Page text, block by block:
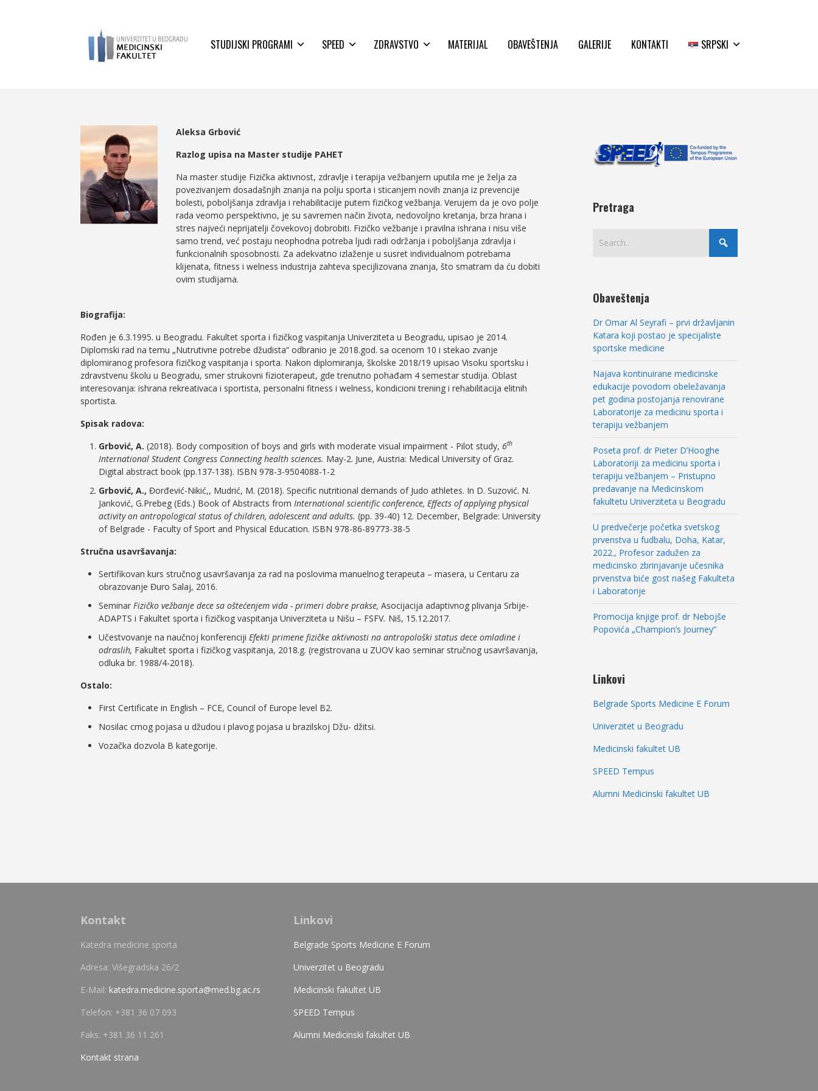
STUDIJSKI PROGRAMI SPEED ZDRAVSTVO MATERIJAL OBAVEŠTENJA GALERIJE KONTAKTI SRPSKI
Aleksa Grbović
Razlog upisa na Master studije PAHET
Na master studije Fizička aktivnost, zdravlje i terapija vežbanjem uputila me je želja za
povezivanjem dosadašnjih znanja na polju sporta i sticanjem novih znanja iz prevencije
bolesti, poboljšanja zdravlja i rehabilitacije putem fizičkog vežbanja. Verujem da je ovo polje
rada veomo perspektivno, je su savremen način života, nedovoljno kretanja, brza hrana i
stres najveći neprijatelji čovekovoj dobrobiti. Fizičko vežbanje i pravilna ishrana i nisu više
samo trend, već postaju neophodna potreba ljudi radi održanja i poboljšanja zdravlja i
funkcionalnih sposobnosti. Za adekvatno izlaženje u susret individualnom potrebama
klijenata, fitness i welness industrija zahteva specijlizovana znanja, što smatram da ću dobiti
ovim studijama.
Biografija:
Rođen je 6.3.1995. u Beogradu. Fakultet sporta i fizičkog vaspitanja Univerziteta u Beogradu, upisao je 2014.
Diplomski rad na temu „Nutrutivne potrebe džudista“ odbranio je 2018.god. sa ocenom 10 i stekao zvanje
diplomiranog profesora fizičkog vaspitanja i sporta. Nakon diplomiranja, školske 2018/19 upisao Visoku sportsku i
zdravstvenu školu u Beogradu, smer strukovni fizioterapeut, gde trenutno pohađam 4 semestar studija. Oblast
interesovanja: ishrana rekreativaca i sportista, personalni fitness i welness, kondicioni trening i rehabilitacija elitnih
sportista.
Spisak radova:
Grbović, A. (2018). Body composition of boys and girls with moderate visual impairment - Pilot study, 6th
International Student Congress Connecting health sciences. May-2. June, Austria: Medical University of Graz.
Digital abstract book (pp.137-138). ISBN 978-3-9504088-1-2
Grbović, A., Đorđević-Nikić,, Mudrić, M. (2018). Specific nutritional demands of Judo athletes. In D. Suzović. N.
Janković, G.Prebeg (Eds.) Book of Abstracts from International scientific conference, Effects of applying physical
activity on antropological status of children, adolescent and adults. (pp. 39-40) 12. December, Belgrade: University
of Belgrade - Faculty of Sport and Physical Education. ISBN 978-86-89773-38-5
Stručna usavršavanja:
Sertifikovan kurs stručnog usavršavanja za rad na poslovima manuelnog terapeuta – masera, u Centaru za
obrazovanje Đuro Salaj, 2016.
Seminar Fizičko vežbanje dece sa oštećenjem vida - primeri dobre prakse, Asocijacija adaptivnog plivanja Srbije-
ADAPTS i Fakultet sporta i fizičkog vaspitanja Univerziteta u Nišu – FSFV. Niš, 15.12.2017.
Učestvovanje na naučnoj konferenciji Efekti primene fizičke aktivnosti na antropološki status dece omladine i
odraslih, Fakultet sporta i fizičkog vaspitanja, 2018.g. (registrovana u ZUOV kao seminar stručnog usavršavanja,
odluka br. 1988/4-2018).
Ostalo:
First Certificate in English – FCE, Council of Europe level B2.
Nosilac crnog pojasa u džudou i plavog pojasa u brazilskoj Džu- džitsi.
Vozačka dozvola B kategorije.
Pretraga
Obaveštenja
Dr Omar Al Seyrafi – prvi državljanin
Katara koji postao je specijaliste
sportske medicine
Najava kontinuirane medicinske
edukacije povodom obeležavanja
pet godina postojanja renovirane
Laboratorije za medicinu sporta i
terapiju vežbanjem
Poseta prof. dr Pieter D’Hooghe
Laboratoriji za medicinu sporta i
terapiju vežbanjem – Pristupno
predavanje na Medicinskom
fakultetu Univerziteta u Beogradu
U predvečerje početka svetskog
prvenstva u fudbalu, Doha, Katar,
2022., Profesor zadužen za
medicinsko zbrinjavanje učesnika
prvenstva biće gost našeg Fakulteta
i Laboratorije
Promocija knjige prof. dr Nebojše
Popovića „Champion’s Journey“
Linkovi
Belgrade Sports Medicine E Forum
Univerzitet u Beogradu
Medicinski fakultet UB
SPEED Tempus
Alumni Medicinski fakultet UB
Kontakt
Katedra medicine sporta
Adresa: Višegradska 26/2
E-Mail: katedra.medicine.sporta@med.bg.ac.rs
Telefon: +381 36 07 093
Faks: +381 36 11 261
Kontakt strana
Linkovi
Belgrade Sports Medicine E Forum
Univerzitet u Beogradu
Medicinski fakultet UB
SPEED Tempus
Alumni Medicinski fakultet UB